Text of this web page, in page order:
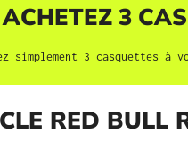
3
simplement 3 casquettes à
RED BULL